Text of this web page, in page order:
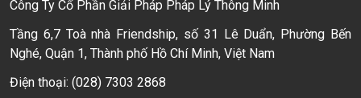
Công Ty Cổ Phần Giải Pháp Pháp Lý Thông Minh
Tầng 6,7 Toà nhà Friendship, số 31 Lê Duẩn, Phường Bến
Nghé, Quận 1, Thành phố Hồ Chí Minh, Việt Nam
Điện thoại: (028) 7303 2868